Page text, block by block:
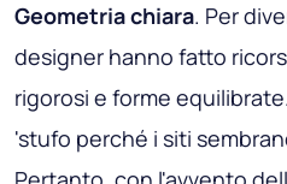
Geometria chiara. Per
designer hanno fatto
rigorosi e forme
'stufo perché i siti